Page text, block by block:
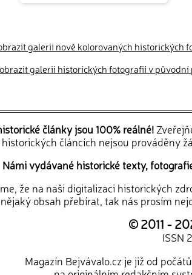
galerii nově kolorovaných historických
galerii historických fotografií v původní
články jsou 100% reálné!
článcích nejsou prováděny
Námi vydávané historické texty,
že na naši digitalizaci historických
obsah přebírat, tak nás prosím
© 2011 -
ISSN
Magazín Bejvávalo.cz je již od